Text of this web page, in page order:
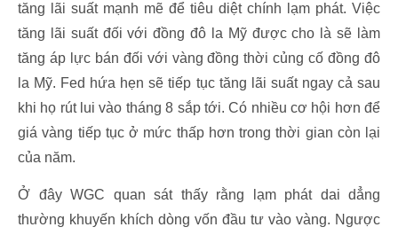
tăng lãi suất mạnh mẽ để tiêu diệt chính lạm phát. Việc
tăng lãi suất đối với đồng đô la Mỹ được cho là sẽ làm
tăng áp lực bán đối với vàng đồng thời củng cố đồng đô
la Mỹ. Fed hứa hẹn sẽ tiếp tục tăng lãi suất ngay cả sau
khi họ rút lui vào tháng 8 sắp tới. Có nhiều cơ hội hơn để
giá vàng tiếp tục ở mức thấp hơn trong thời gian còn lại
của năm.
Ở đây WGC quan sát thấy rằng lạm phát dai dẳng
thường khuyến khích dòng vốn đầu tư vào vàng. Ngược